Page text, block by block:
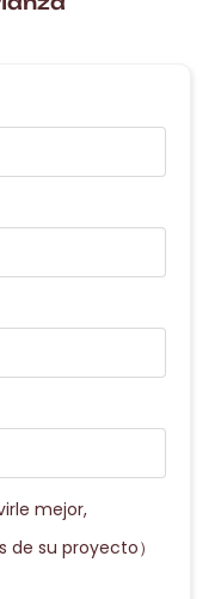
mejor,
su proyecto）